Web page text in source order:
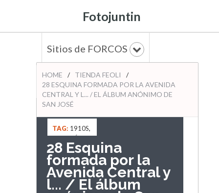
Fotojuntin
Sitios de FORCOS
HOME / TIENDA FEOLI
/
28 ESQUINA FORMADA POR LA AVENIDA
CENTRAL Y L... / EL ÁLBUM ANÓNIMO DE
SAN JOSÉ
TAG: 1910S,
ALMACÉN
RILASA
AVENIDA 0,
CALLE 0 ,EL
ÁLBUM
ANÓNIMO
28 Esquina
formada por la
Avenida Central y
l... / El álbum